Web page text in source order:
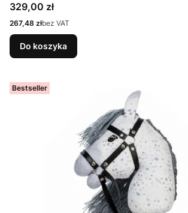
Cena
329,00 zł
Cena
267,48 złbez VAT
Do koszyka
Bestseller